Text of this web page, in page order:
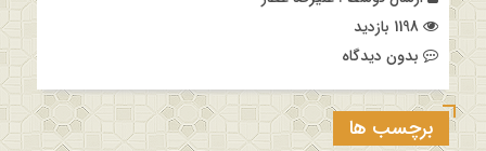
بدون دیدگاه
برچسب ها